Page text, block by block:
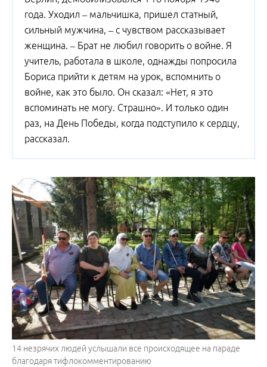
года. Уходил – мальчишка, пришел статный,
сильный мужчина, – с чувством рассказывает
женщина. – Брат не любил говорить о войне. Я
учитель, работала в школе, однажды попросила
Бориса прийти к детям на урок, вспомнить о
войне, как это было. Он сказал: «Нет, я это
вспоминать не могу. Страшно». И только один
раз, на День Победы, когда подступило к сердцу,
рассказал.
14 незрячих людей услышали все происходящее на параде
благодаря тифлокомментированию